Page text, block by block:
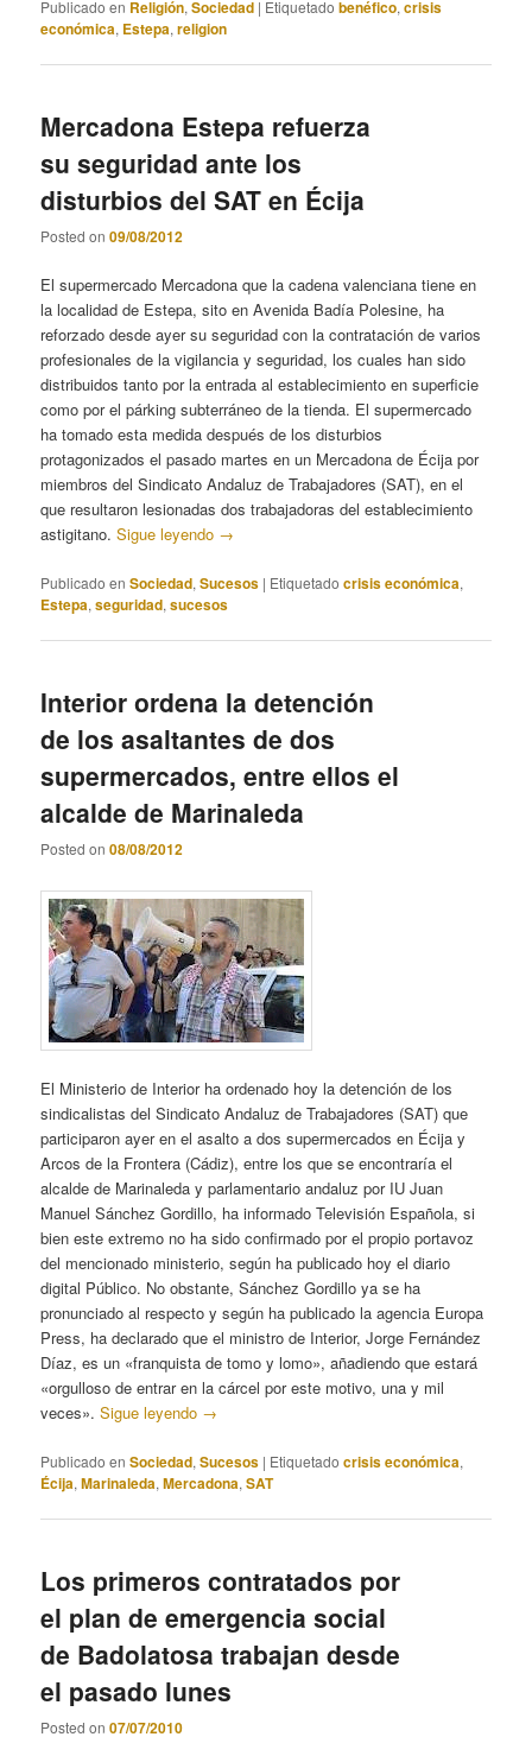
Publicado en Religión,Sociedad | Etiquetado benéfico,crisis
económica, Estepa,religion
Mercadona Estepa refuerza
su seguridad ante los
disturbios del SAT en Écija
Posted on09/08/2012
El supermercado Mercadona que la cadena valenciana tiene en
la localidad de Estepa, sito en Avenida Badía Polesine, ha
reforzado desde ayer su seguridad con la contratación de varios
profesionales de la vigilancia y seguridad, los cuales han sido
distribuidos tanto por la entrada al establecimiento en superficie
como por el párking subterráneo de la tienda. El supermercado
ha tomado esta medida después de los disturbios
protagonizados el pasado martes en un Mercadona de Écija por
miembros del Sindicato Andaluz de Trabajadores (SAT), en el
que resultaron lesionadas dos trabajadoras del establecimiento
astigitano.Sigue leyendo →
Publicado en Sociedad,Sucesos | Etiquetado crisis económica,
Estepa,seguridad,sucesos
Interior ordena la detención
de los asaltantes de dos
supermercados, entre ellos el
alcalde de Marinaleda
Posted on08/08/2012
El Ministerio de Interior ha ordenado hoy la detención de los
sindicalistas del Sindicato Andaluz de Trabajadores (SAT) que
participaron ayer en el asalto a dos supermercados en Écija y
Arcos de la Frontera (Cádiz), entre los que se encontraría el
alcalde de Marinaleda y parlamentario andaluz por IU Juan
Manuel Sánchez Gordillo, ha informado Televisión Española, si
bien este extremo no ha sido confirmado por el propio portavoz
del mencionado ministerio, según ha publicado hoy el diario
digital Público. No obstante, Sánchez Gordillo ya se ha
pronunciado al respecto y según ha publicado la agencia Europa
Press, ha declarado que el ministro de Interior, Jorge Fernández
Díaz, es un «franquista de tomo y lomo», añadiendo que estará
«orgulloso de entrar en la cárcel por este motivo, una y mil
veces».Sigue leyendo →
Publicado en Sociedad,Sucesos | Etiquetado crisis económica,
Écija,Marinaleda,Mercadona,SAT
Los primeros contratados por
el plan de emergencia social
de Badolatosa trabajan desde
el pasado lunes
Posted on07/07/2010